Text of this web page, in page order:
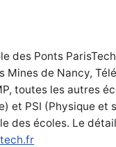
Ponts
de Nancy,
toutes les autres
et PSI (Physique et
des écoles. Le